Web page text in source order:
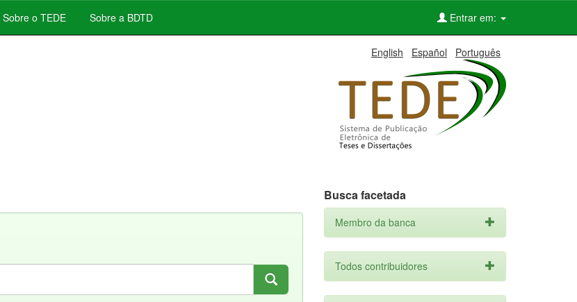
Sobre o TEDE Sobre a BDTD Entrar em:
English Español Português
Busca facetada
Membro da banca
Todos contribuidores